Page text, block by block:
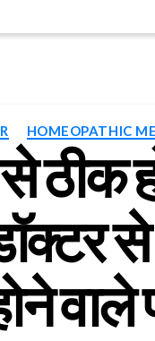
Categories
HOMEOPATHIC
से ठीक
वाले